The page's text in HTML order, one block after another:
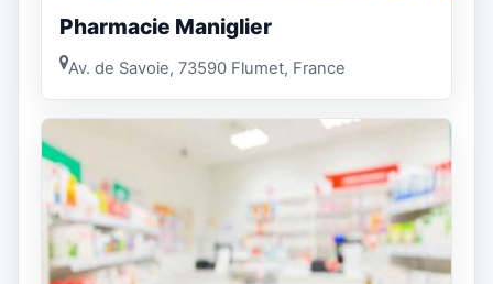
Pharmacie Maniglier
Av. de Savoie, 73590 Flumet, France